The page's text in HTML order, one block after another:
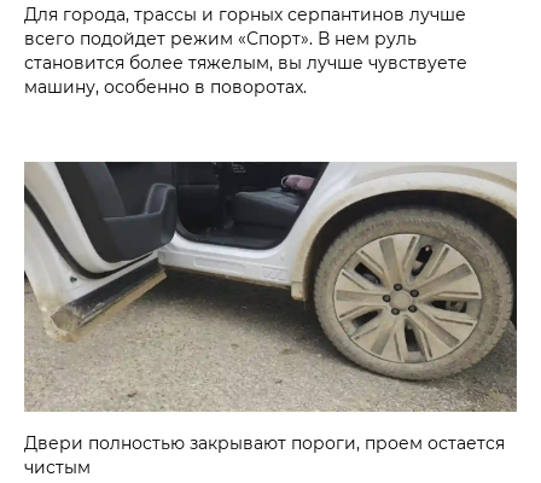
Для города, трассы и горных серпантинов лучше
всего подойдет режим «Спорт». В нем руль
становится более тяжелым, вы лучше чувствуете
машину, особенно в поворотах.
Двери полностью закрывают пороги, проем остается
чистым